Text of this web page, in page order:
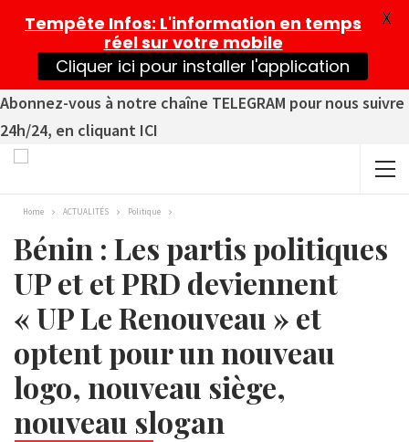
Abonnez-vous à notre chaîne TELEGRAM pour nous suivre
24h/24, en cliquant ICI
Home ACTUALITÉS Politique
Bénin : Les partis politiques
UP et et PRD deviennent
« UP Le Renouveau » et
optent pour un nouveau
logo, nouveau siège,
nouveau slogan
Tempête Infos: L'information en temps
réel sur votre mobile
Cliquer ici pour installer l'application
X